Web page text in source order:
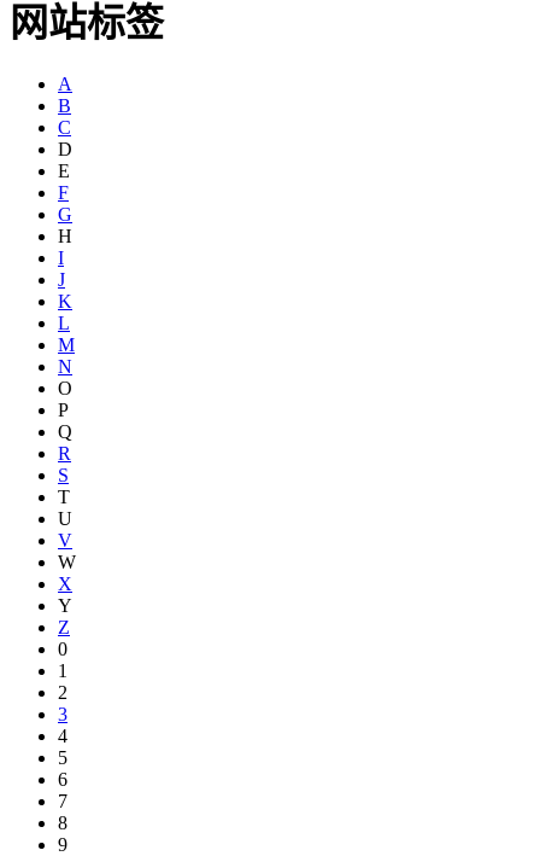
网站标签
A
B
C
D
E
F
G
H
I
J
K
L
M
N
O
P
Q
R
S
T
U
V
W
X
Y
Z
0
1
2
3
4
5
6
7
8
9